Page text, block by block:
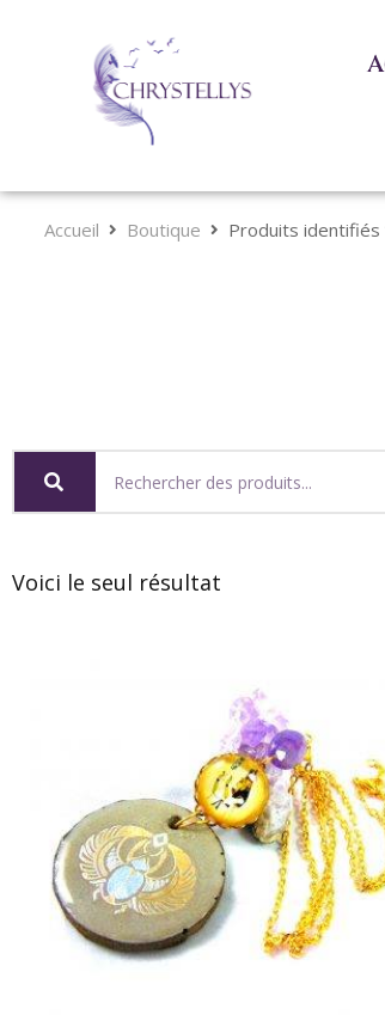
Accueil Boutique Produits identifiés
Voici le seul résultat